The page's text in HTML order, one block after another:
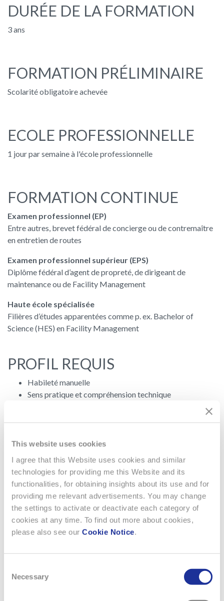
This website uses cookies
I agree that this Website uses cookies and similar
technologies for providing me this Website and its
functionalities, for obtaining insights about its use and for
providing me relevant advertisements. You may change
the settings to activate or deactivate each category of
cookies at any time. To find out more about cookies,
please also see our Cookie Notice.
Selection
Necessary
DURÉE DE LA FORMATION
3 ans
FORMATION PRÉLIMINAIRE
Scolarité obligatoire achevée
ECOLE PROFESSIONNELLE
1 jour par semaine à l'école professionnelle
FORMATION CONTINUE
Examen professionnel (EP)
Entre autres, brevet fédéral de concierge ou de contremaître
en entretien de routes
Examen professionnel supérieur (EPS)
Diplôme fédéral d’agent de propreté, de dirigeant de
maintenance ou de Facility Management
Haute école spécialisée
Filières d’études apparentées comme p. ex. Bachelor of
Science (HES) en Facility Management
PROFIL REQUIS
Habileté manuelle
Sens pratique et compréhension technique
Back to the list of apprenticeships